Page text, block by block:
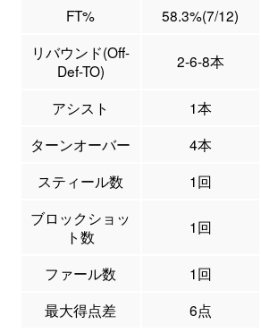
FT%
58.3%(7/12)
リバウンド(Off-
Def-TO)
2-6-8本
アシスト
1本
ターンオーバー
4本
スティール数
1回
ブロックショッ
ト数
1回
ファール数 1回
最大得点差
6点